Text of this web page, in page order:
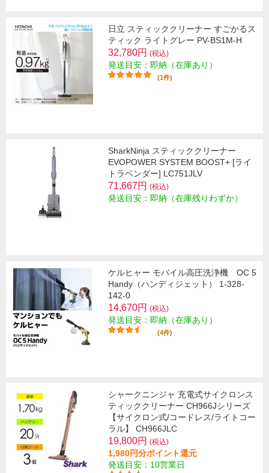
日立 スティッククリーナー すごかるス
ティック ライトグレー PV-BS1M-H
32,780円 (税込)
発送目安：即納（在庫あり）
(1件)
SharkNinja スティッククリーナー
EVOPOWER SYSTEM BOOST+ [ライ
トラベンダー] LC751JLV
71,667円 (税込)
発送目安：即納（在庫残りわずか）
ケルヒャー モバイル高圧洗浄機 OC 5
Handy（ハンディジェット） 1-328-
142-0
14,670円 (税込)
発送目安：即納（在庫あり）
(4件)
シャークニンジャ 充電式サイクロンス
ティッククリーナー CH966Jシリーズ
【サイクロン式/コードレス/ライトコー
ラル】 CH966JLC
19,800円 (税込)
1,980円分ポイント還元
発送目安：10営業日